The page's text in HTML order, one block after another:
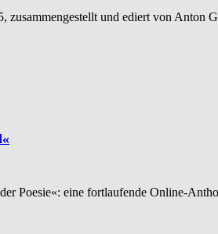
zusammengestellt und ediert von
Poesie«: eine fortlaufende Online-